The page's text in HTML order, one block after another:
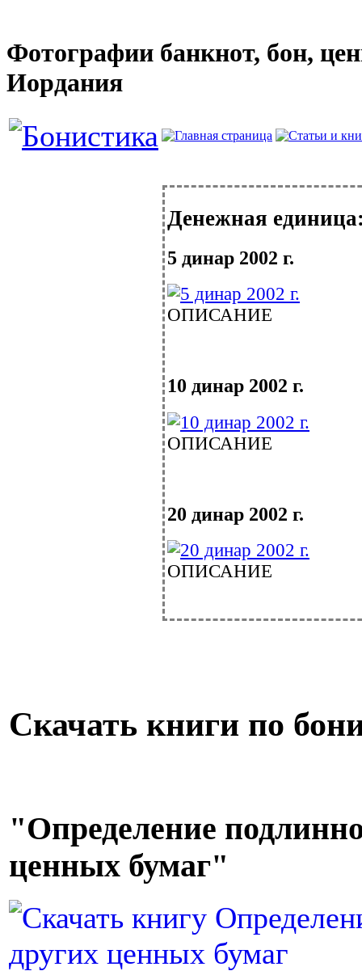
Фотографии банкнот, бон,
Иордания
Денежная
5 динар 2002 г.
ОПИСАНИЕ
10 динар 2002 г.
ОПИСАНИЕ
20 динар 2002 г.
ОПИСАНИЕ
Скачать книги по
"Определение
ценных бумаг"